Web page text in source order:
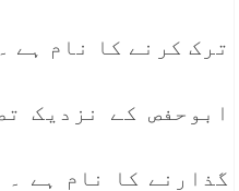
ترک کرنے کا نام ہے ۔
ابوحفص کے نزدیک
گذارنے کا نام ہے ۔